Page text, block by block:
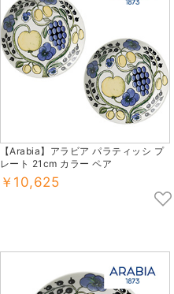
【Arabia】アラビア パラティッシ プ
レート 21cm カラー ペア
￥10,625